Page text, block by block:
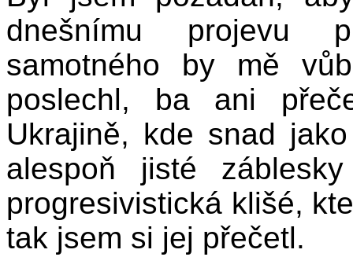
dnešnímu projevu
samotného by mě
poslechl, ba ani
Ukrajině, kde snad
alespoň jisté
progresivistická klišé,
tak jsem si jej přečetl.